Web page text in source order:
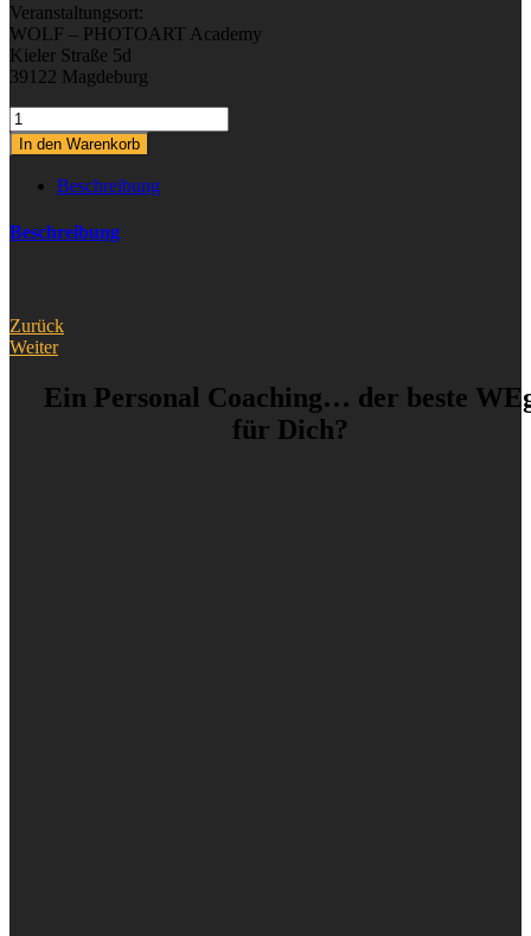
Veranstaltungsort:
WOLF – PHOTOART Academy
Kieler Straße 5d
39122 Magdeburg
Photoshop
-
Einzel
Coaching
Menge
In den Warenkorb
Beschreibung
Beschreibung
Zurück
Weiter
Ein Personal Coaching… der beste
für Dich?